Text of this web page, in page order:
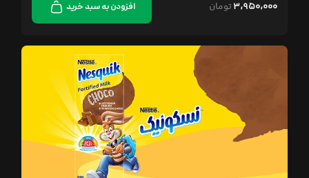
۳,۹۵۰,۰۰۰ تومان افزودن به سبد خرید